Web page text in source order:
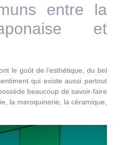
entre la
et
le goût de l’esthétique, du bel
qui existe aussi partout
beaucoup de savoir-faire
la maroquinerie, la céramique,